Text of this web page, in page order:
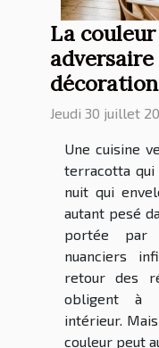
La
Jeudi 30 juillet
Une cuisine
terracotta qui
nuit qui
autant pesé
portée par
nuanciers
retour des
obligent à
intérieur.
couleur peut